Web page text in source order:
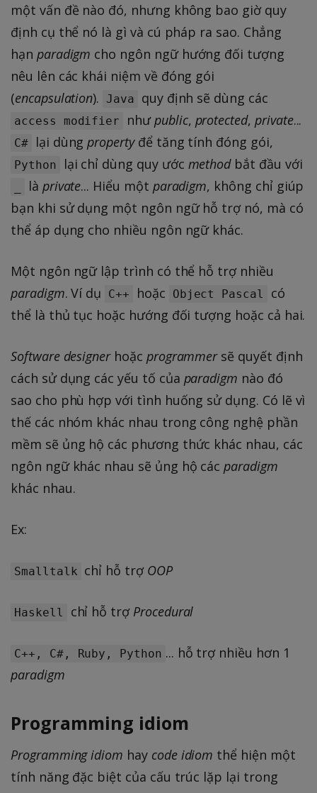
một vấn đề nào đó, nhưng không bao giờ quy
định cụ thể nó là gì và cú pháp ra sao. Chẳng
hạn paradigm cho ngôn ngữ hướng đối tượng
nêu lên các khái niệm về đóng gói
(encapsulation). Java quy định sẽ dùng các
access modifier nhưpublic, protected, private...
C# lại dùngpropertyđể tăng tính đóng gói,
Python lại chỉ dùng quy ước methodbắt đầu với
là private... Hiểu một paradigm, không chỉ giúp
bạn khi sử dụng một ngôn ngữ hỗ trợ nó, mà có
thể áp dụng cho nhiều ngôn ngữ khác.
Một ngôn ngữ lập trình có thể hỗ trợ nhiều
paradigm. Ví dụ C++ hoặc Object Pascal
có
thể là thủ tục hoặc hướng đối tượng hoặc cả hai.
Software designerhoặc programmersẽ quyết định
cách sử dụng các yếu tố của paradigm nào đó
sao cho phù hợp với tình huống sử dụng. Có lẽ vì
thế các nhóm khác nhau trong công nghệ phần
mềm sẽ ủng hộ các phương thức khác nhau, các
ngôn ngữ khác nhau sẽ ủng hộ cácparadigm
khác nhau.
Ex:
Smalltalk chỉ hỗ trợ OOP
Haskell chỉ hỗ trợ Procedural
C++, C#, Ruby, Python ... hỗ trợ nhiều hơn 1
paradigm
Programming idiom
Programming idiom hay code idiom thể hiện một
tính năng đặc biệt của cấu trúc lặp lại trong